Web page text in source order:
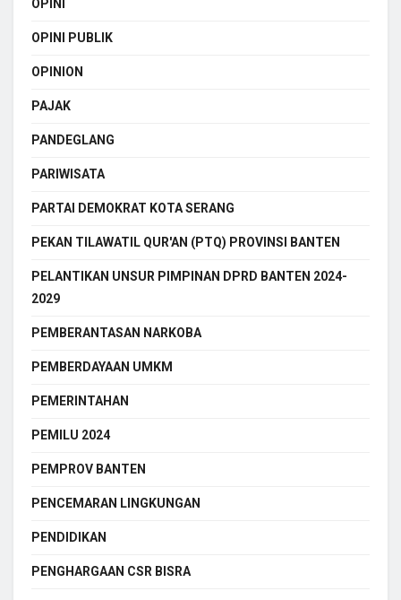
OPINI
OPINI PUBLIK
OPINION
PAJAK
PANDEGLANG
PARIWISATA
PARTAI DEMOKRAT KOTA SERANG
PEKAN TILAWATIL QUR'AN (PTQ) PROVINSI BANTEN
PELANTIKAN UNSUR PIMPINAN DPRD BANTEN 2024-
2029
PEMBERANTASAN NARKOBA
PEMBERDAYAAN UMKM
PEMERINTAHAN
PEMILU 2024
PEMPROV BANTEN
PENCEMARAN LINGKUNGAN
PENDIDIKAN
PENGHARGAAN CSR BISRA